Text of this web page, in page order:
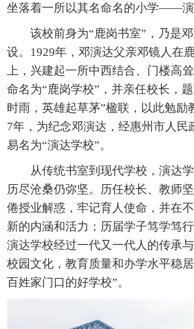
坐落着一所以其名命名的小学——演
该校前身为“鹿岗书室”，乃是邓
设。1929年，邓演达父亲邓镜人在
上，兴建起一所中西结合、门楼高
命名为“鹿岗学校”，并亲任校长，
时雨，英雄起草茅”楹联，以此勉励
7年，为纪念邓演达，经惠州市人民
易名为“演达学校”。
从传统书室到现代学校，演达学
历尽沧桑仍弥坚。历任校长、教师
倦授业解惑，牢记育人使命，并在
新的内涵和活力；历届学子笃学笃
演达学校经过一代又一代人的传承
校园文化，教育质量和办学水平稳
百姓家门口的好学校”。